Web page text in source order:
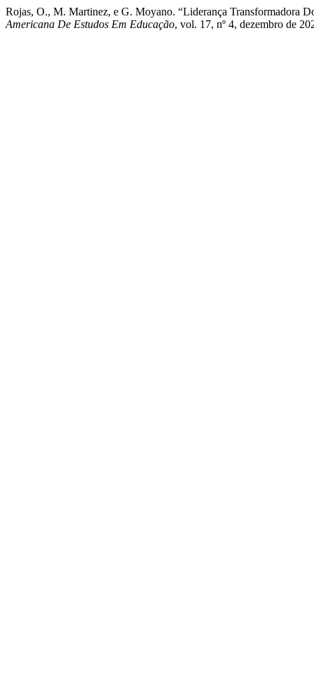
Rojas, O., M. Martinez, e G. Moyano. “Liderança Transformadora
Americana De Estudos Em Educação, vol. 17, nº 4, dezembro de